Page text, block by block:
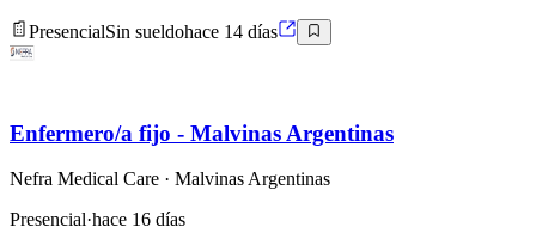
PresencialSin sueldohace 14 días
Enfermero/a fijo - Malvinas Argentinas
Nefra Medical Care · Malvinas Argentinas
Presencial·hace 16 días